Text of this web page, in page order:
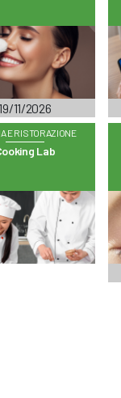
19/11/2026
E RISTORAZIONE
Lab